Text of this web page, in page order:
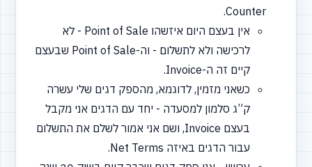
Counter.
אין בעצם היום איזשהו Point of Sale - לא
לרכישה ולא לתשלום - וה-Point of Sale שבעצם
קיים זה ה-Invoice.
כשאני מזמין, לדוגמא, מהספק דגים שלי עשרה
ק”ג סלמון למסעדה - יחד עם הדגים אני מקבל
בעצם Invoice, ושם אני אמור לשלם את התשלום
עבור הדגים באיזה Net Terms.